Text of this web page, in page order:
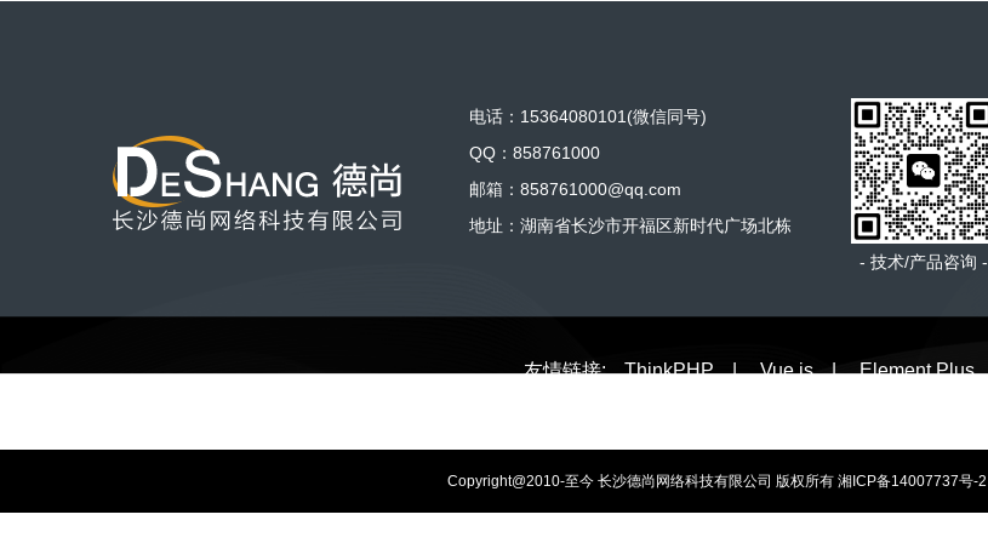
电话：15364080101(微信同号)
QQ：858761000
邮箱：858761000@qq.com
地址：湖南省长沙市开福区新时代广场北栋
- 技术/产品咨询 -
友情链接: ThinkPHP | Vue.js | Element Plus
Copyright@2010-至今 长沙德尚网络科技有限公司 版权所有 湘ICP备14007737号-2